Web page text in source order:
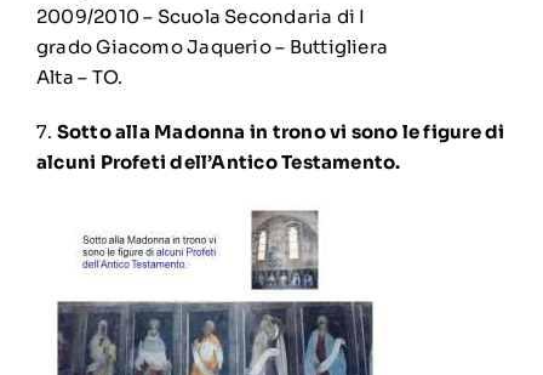
2009/2010 – Scuola Secondaria di I
grado Giacomo Jaquerio – Buttigliera
Alta – TO.
7. Sotto alla Madonna in trono vi sono le figure di
alcuni Profeti dell’Antico Testamento.